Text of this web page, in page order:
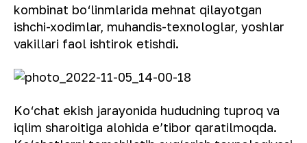
kombinat bo‘linmlarida mehnat qilayotgan
ishchi-xodimlar, muhandis-texnologlar, yoshlar
vakillari faol ishtirok etishdi.
Ko‘chat ekish jarayonida hududning tuproq va
iqlim sharoitiga alohida eʼtibor qaratilmoqda.